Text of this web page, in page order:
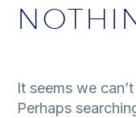
It seems we
Perhaps